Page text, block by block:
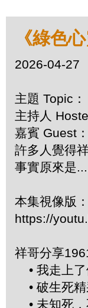
《綠色
2026-04-27
主題 Topic
主持人
嘉賓 Guest：
許多人覺得
事實原來是
本集視像版：
https://
祥哥分享
• 我走上
• 破生死
• 未知死